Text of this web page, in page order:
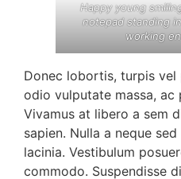
Happy young
notepad standing
working
Donec lobortis, turpis vel
odio vulputate massa,
Vivamus at libero a sem
sapien. Nulla a neque
lacinia. Vestibulum
commodo. Suspendisse